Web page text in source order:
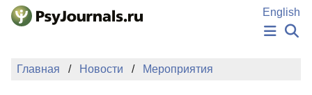
Перейти к основному содержанию
English
НОВОСТИ
Главная Новости Мероприятия